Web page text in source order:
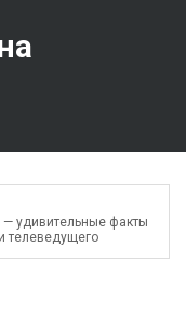
удивительные факты
телеведущего